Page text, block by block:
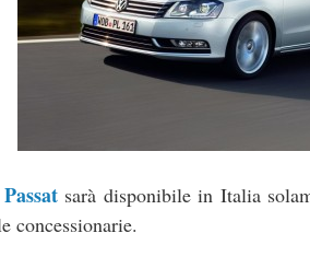
sarà disponibile in Italia
concessionarie.